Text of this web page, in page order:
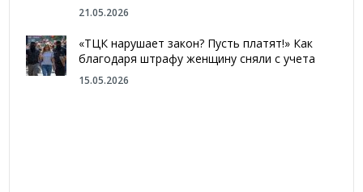
21.05.2026
«ТЦК нарушает закон? Пусть платят!» Как
благодаря штрафу женщину сняли с учета
15.05.2026